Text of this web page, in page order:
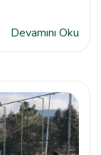
Devamını Oku